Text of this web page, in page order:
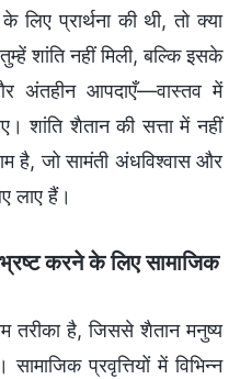
लिए प्रार्थना की थी, तो क्या
शांति नहीं मिली, बल्कि इसके
और अंतहीन आपदाएँ—वास्तव में
शांति शैतान की सत्ता में नहीं
है, जो सामंती अंधविश्वास और
लाए हैं।
भ्रष्ट करने के लिए सामाजिक
तरीका है, जिससे शैतान मनुष्य
प्रवृत्तियों में विभिन्न